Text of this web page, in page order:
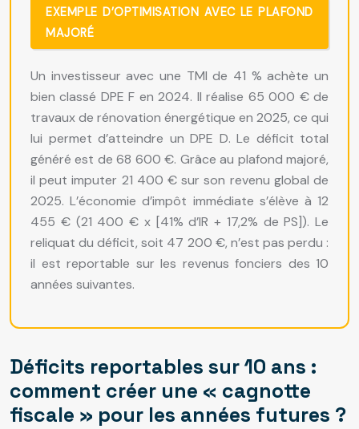
EXEMPLE D’OPTIMISATION AVEC LE PLAFOND
MAJORÉ
Un investisseur avec une TMI de 41 % achète un
bien classé DPE F en 2024. Il réalise 65 000 € de
travaux de rénovation énergétique en 2025, ce qui
lui permet d’atteindre un DPE D. Le déficit total
généré est de 68 600 €. Grâce au plafond majoré,
il peut imputer 21 400 € sur son revenu global de
2025. L’économie d’impôt immédiate s’élève à 12
455 € (21 400 € x [41% d’IR + 17,2% de PS]). Le
reliquat du déficit, soit 47 200 €, n’est pas perdu :
il est reportable sur les revenus fonciers des 10
années suivantes.
Déficits reportables sur 10 ans :
comment créer une « cagnotte
fiscale » pour les années futures ?